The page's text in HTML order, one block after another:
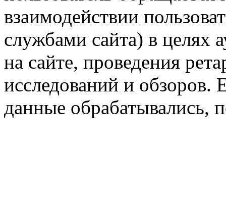
взаимодействии
службами сайта) в целях
на сайте, проведения
исследований и обзоров.
данные обрабатывались,